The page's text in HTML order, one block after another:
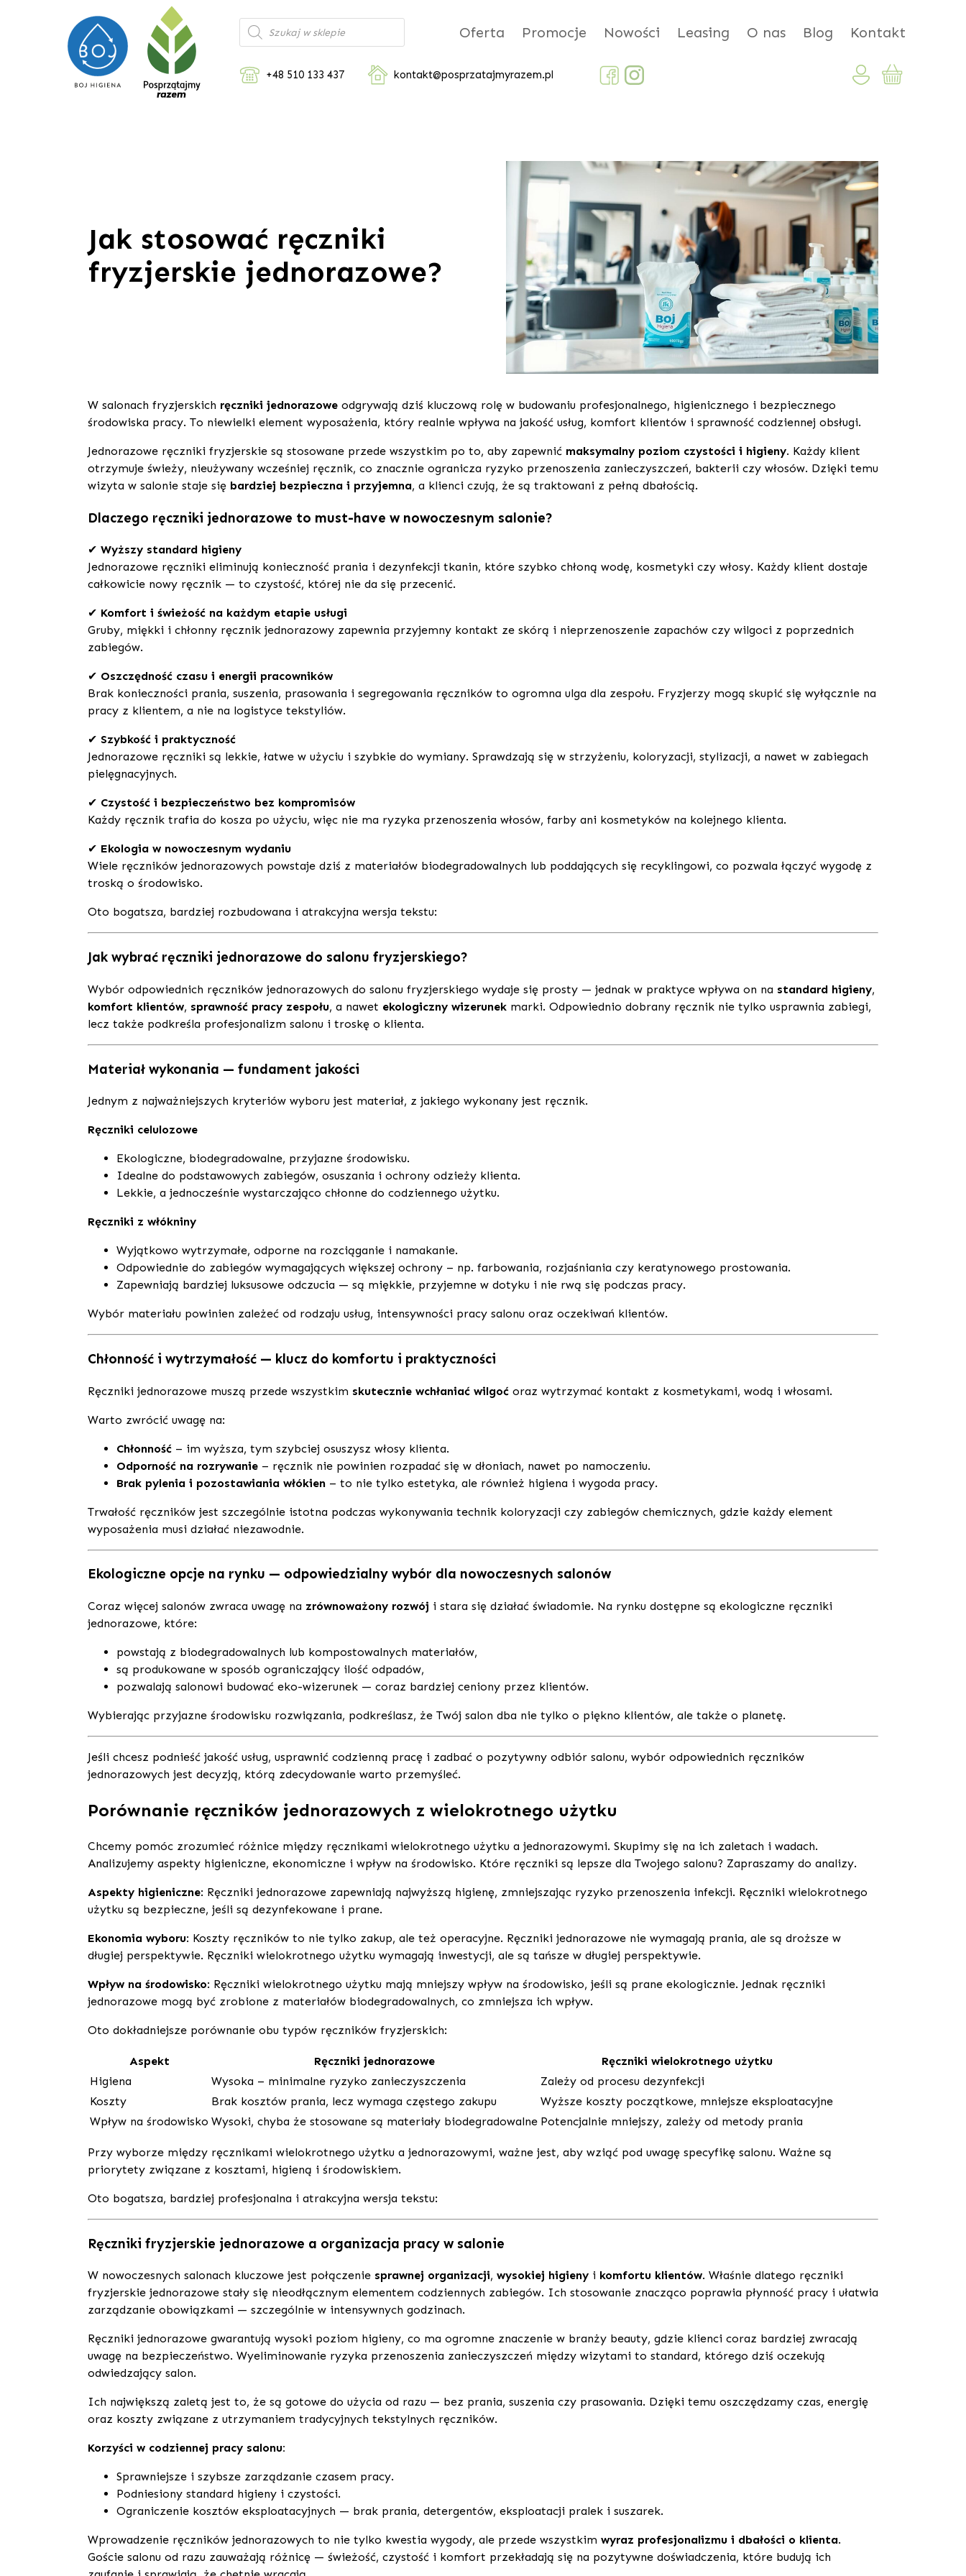
Wyszukiwarka
produktów
Oferta Promocje Nowości Leasing O nas Blog Kontakt
+48 510 133 437 kontakt@posprzatajmyrazem.pl
Jak stosować ręczniki
fryzjerskie jednorazowe?
W salonach fryzjerskich ręczniki jednorazowe odgrywają dziś kluczową rolę w budowaniu profesjonalnego, higienicznego i bezpiecznego
środowiska pracy. To niewielki element wyposażenia, który realnie wpływa na jakość usług, komfort klientów i sprawność codziennej obsługi.
Jednorazowe ręczniki fryzjerskie są stosowane przede wszystkim po to, aby zapewnić maksymalny poziom czystości i higieny. Każdy klient
otrzymuje świeży, nieużywany wcześniej ręcznik, co znacznie ogranicza ryzyko przenoszenia zanieczyszczeń, bakterii czy włosów. Dzięki temu
wizyta w salonie staje się bardziej bezpieczna i przyjemna, a klienci czują, że są traktowani z pełną dbałością.
Dlaczego ręczniki jednorazowe to must-have w nowoczesnym salonie?
✔ Wyższy standard higieny
Jednorazowe ręczniki eliminują konieczność prania i dezynfekcji tkanin, które szybko chłoną wodę, kosmetyki czy włosy. Każdy klient dostaje
całkowicie nowy ręcznik — to czystość, której nie da się przecenić.
✔ Komfort i świeżość na każdym etapie usługi
Gruby, miękki i chłonny ręcznik jednorazowy zapewnia przyjemny kontakt ze skórą i nieprzenoszenie zapachów czy wilgoci z poprzednich
zabiegów.
✔ Oszczędność czasu i energii pracowników
Brak konieczności prania, suszenia, prasowania i segregowania ręczników to ogromna ulga dla zespołu. Fryzjerzy mogą skupić się wyłącznie na
pracy z klientem, a nie na logistyce tekstyliów.
✔ Szybkość i praktyczność
Jednorazowe ręczniki są lekkie, łatwe w użyciu i szybkie do wymiany. Sprawdzają się w strzyżeniu, koloryzacji, stylizacji, a nawet w zabiegach
pielęgnacyjnych.
✔ Czystość i bezpieczeństwo bez kompromisów
Każdy ręcznik trafia do kosza po użyciu, więc nie ma ryzyka przenoszenia włosów, farby ani kosmetyków na kolejnego klienta.
✔ Ekologia w nowoczesnym wydaniu
Wiele ręczników jednorazowych powstaje dziś z materiałów biodegradowalnych lub poddających się recyklingowi, co pozwala łączyć wygodę z
troską o środowisko.
Oto bogatsza, bardziej rozbudowana i atrakcyjna wersja tekstu:
Jak wybrać ręczniki jednorazowe do salonu fryzjerskiego?
Wybór odpowiednich ręczników jednorazowych do salonu fryzjerskiego wydaje się prosty — jednak w praktyce wpływa on na standard higieny,
komfort klientów, sprawność pracy zespołu, a nawet ekologiczny wizerunek marki. Odpowiednio dobrany ręcznik nie tylko usprawnia zabiegi,
lecz także podkreśla profesjonalizm salonu i troskę o klienta.
Materiał wykonania — fundament jakości
Jednym z najważniejszych kryteriów wyboru jest materiał, z jakiego wykonany jest ręcznik.
Ręczniki celulozowe
Ekologiczne, biodegradowalne, przyjazne środowisku.
Idealne do podstawowych zabiegów, osuszania i ochrony odzieży klienta.
Lekkie, a jednocześnie wystarczająco chłonne do codziennego użytku.
Ręczniki z włókniny
Wyjątkowo wytrzymałe, odporne na rozciąganie i namakanie.
Odpowiednie do zabiegów wymagających większej ochrony – np. farbowania, rozjaśniania czy keratynowego prostowania.
Zapewniają bardziej luksusowe odczucia — są miękkie, przyjemne w dotyku i nie rwą się podczas pracy.
Wybór materiału powinien zależeć od rodzaju usług, intensywności pracy salonu oraz oczekiwań klientów.
Chłonność i wytrzymałość — klucz do komfortu i praktyczności
Ręczniki jednorazowe muszą przede wszystkim skutecznie wchłaniać wilgoć oraz wytrzymać kontakt z kosmetykami, wodą i włosami.
Warto zwrócić uwagę na:
Chłonność – im wyższa, tym szybciej osuszysz włosy klienta.
Odporność na rozrywanie – ręcznik nie powinien rozpadać się w dłoniach, nawet po namoczeniu.
Brak pylenia i pozostawiania włókien – to nie tylko estetyka, ale również higiena i wygoda pracy.
Trwałość ręczników jest szczególnie istotna podczas wykonywania technik koloryzacji czy zabiegów chemicznych, gdzie każdy element
wyposażenia musi działać niezawodnie.
Ekologiczne opcje na rynku — odpowiedzialny wybór dla nowoczesnych salonów
Coraz więcej salonów zwraca uwagę na zrównoważony rozwój i stara się działać świadomie. Na rynku dostępne są ekologiczne ręczniki
jednorazowe, które:
powstają z biodegradowalnych lub kompostowalnych materiałów,
są produkowane w sposób ograniczający ilość odpadów,
pozwalają salonowi budować eko-wizerunek — coraz bardziej ceniony przez klientów.
Wybierając przyjazne środowisku rozwiązania, podkreślasz, że Twój salon dba nie tylko o piękno klientów, ale także o planetę.
Jeśli chcesz podnieść jakość usług, usprawnić codzienną pracę i zadbać o pozytywny odbiór salonu, wybór odpowiednich ręczników
jednorazowych jest decyzją, którą zdecydowanie warto przemyśleć.
Porównanie ręczników jednorazowych z wielokrotnego użytku
Chcemy pomóc zrozumieć różnice między ręcznikami wielokrotnego użytku a jednorazowymi. Skupimy się na ich zaletach i wadach.
Analizujemy aspekty higieniczne, ekonomiczne i wpływ na środowisko. Które ręczniki są lepsze dla Twojego salonu? Zapraszamy do analizy.
Aspekty higieniczne: Ręczniki jednorazowe zapewniają najwyższą higienę, zmniejszając ryzyko przenoszenia infekcji. Ręczniki wielokrotnego
użytku są bezpieczne, jeśli są dezynfekowane i prane.
Ekonomia wyboru: Koszty ręczników to nie tylko zakup, ale też operacyjne. Ręczniki jednorazowe nie wymagają prania, ale są droższe w
długiej perspektywie. Ręczniki wielokrotnego użytku wymagają inwestycji, ale są tańsze w długiej perspektywie.
Wpływ na środowisko: Ręczniki wielokrotnego użytku mają mniejszy wpływ na środowisko, jeśli są prane ekologicznie. Jednak ręczniki
jednorazowe mogą być zrobione z materiałów biodegradowalnych, co zmniejsza ich wpływ.
Oto dokładniejsze porównanie obu typów ręczników fryzjerskich:
Aspekt Ręczniki jednorazowe
Ręczniki wielokrotnego użytku
Higiena
Wysoka – minimalne ryzyko zanieczyszczenia
Zależy od procesu dezynfekcji
Koszty
Brak kosztów prania, lecz wymaga częstego zakupu
Wyższe koszty początkowe, mniejsze eksploatacyjne
Wpływ na środowisko Wysoki, chyba że stosowane są materiały biodegradowalne Potencjalnie mniejszy, zależy od metody prania
Przy wyborze między ręcznikami wielokrotnego użytku a jednorazowymi, ważne jest, aby wziąć pod uwagę specyfikę salonu. Ważne są
priorytety związane z kosztami, higieną i środowiskiem.
Oto bogatsza, bardziej profesjonalna i atrakcyjna wersja tekstu:
Ręczniki fryzjerskie jednorazowe a organizacja pracy w salonie
W nowoczesnych salonach kluczowe jest połączenie sprawnej organizacji, wysokiej higieny i komfortu klientów. Właśnie dlatego ręczniki
fryzjerskie jednorazowe stały się nieodłącznym elementem codziennych zabiegów. Ich stosowanie znacząco poprawia płynność pracy i ułatwia
zarządzanie obowiązkami — szczególnie w intensywnych godzinach.
Ręczniki jednorazowe gwarantują wysoki poziom higieny, co ma ogromne znaczenie w branży beauty, gdzie klienci coraz bardziej zwracają
uwagę na bezpieczeństwo. Wyeliminowanie ryzyka przenoszenia zanieczyszczeń między wizytami to standard, którego dziś oczekują
odwiedzający salon.
Ich największą zaletą jest to, że są gotowe do użycia od razu — bez prania, suszenia czy prasowania. Dzięki temu oszczędzamy czas, energię
oraz koszty związane z utrzymaniem tradycyjnych tekstylnych ręczników.
Korzyści w codziennej pracy salonu:
Sprawniejsze i szybsze zarządzanie czasem pracy.
Podniesiony standard higieny i czystości.
Ograniczenie kosztów eksploatacyjnych — brak prania, detergentów, eksploatacji pralek i suszarek.
Wprowadzenie ręczników jednorazowych to nie tylko kwestia wygody, ale przede wszystkim wyraz profesjonalizmu i dbałości o klienta.
Goście salonu od razu zauważają różnicę — świeżość, czystość i komfort przekładają się na pozytywne doświadczenia, które budują ich